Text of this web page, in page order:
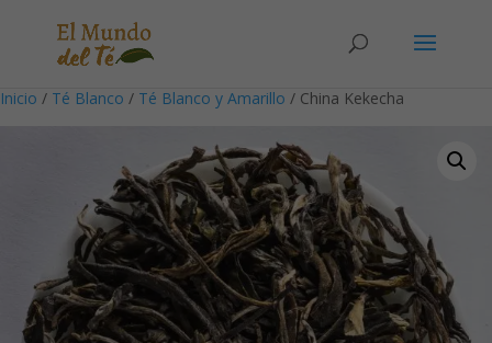
Inicio / Té Blanco / Té Blanco y Amarillo / China Kekecha